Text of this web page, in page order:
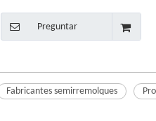
de U
Preguntar
Fabricantes semirremolques